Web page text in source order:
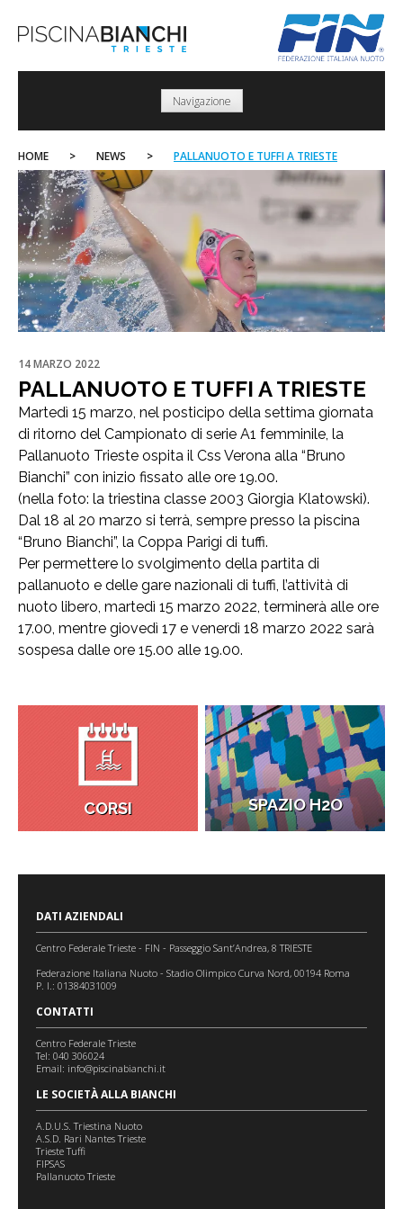
to
Navigazione
HOME > NEWS > PALLANUOTO E TUFFI A TRIESTE
14 MARZO 2022
PALLANUOTO E TUFFI A TRIESTE
Martedì 15 marzo, nel posticipo della settima giornata
di ritorno del Campionato di serie A1 femminile, la
Pallanuoto Trieste ospita il Css Verona alla “Bruno
Bianchi” con inizio fissato alle ore 19.00.
(nella foto: la triestina classe 2003 Giorgia Klatowski).
Dal 18 al 20 marzo si terrà, sempre presso la piscina
“Bruno Bianchi”, la Coppa Parigi di tuffi.
Per permettere lo svolgimento della partita di
pallanuoto e delle gare nazionali di tuffi, l’attività di
nuoto libero, martedì 15 marzo 2022, terminerà alle ore
17.00, mentre giovedì 17 e venerdì 18 marzo 2022 sarà
sospesa dalle ore 15.00 alle 19.00.
CORSI SPAZIO H2O
DATI AZIENDALI
Centro Federale Trieste - FIN - Passeggio Sant’Andrea, 8 TRIESTE
Federazione Italiana Nuoto - Stadio Olimpico Curva Nord, 00194 Roma
P. I.: 01384031009
CONTATTI
Centro Federale Trieste
Tel: 040 306024
Email: info@piscinabianchi.it
LE SOCIETÀ ALLA BIANCHI
A.D.U.S. Triestina Nuoto
A.S.D. Rari Nantes Trieste
Trieste Tuffi
FIPSAS
Pallanuoto Trieste